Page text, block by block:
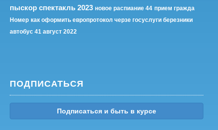
пыскор спектакль 2023 новое распиание 44 прием гражда
Номер как оформить европротокол черзе госуслуги березники
автобус 41 август 2022
ПОДПИСАТЬСЯ
Подписаться и быть в курсе